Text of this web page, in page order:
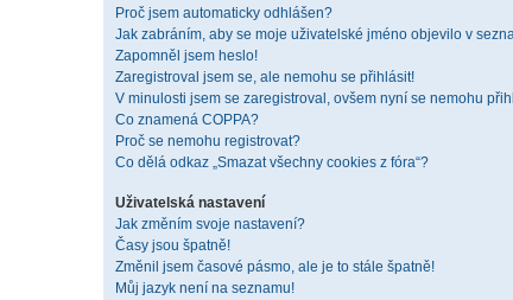
Proč jsem automaticky odhlášen?
Jak zabráním, aby se moje uživatelské jméno objevilo v
Zapomněl jsem heslo!
Zaregistroval jsem se, ale nemohu se přihlásit!
V minulosti jsem se zaregistroval, ovšem nyní se nemohu
Co znamená COPPA?
Proč se nemohu registrovat?
Co dělá odkaz „Smazat všechny cookies z fóra“?
Uživatelská nastavení
Jak změním svoje nastavení?
Časy jsou špatně!
Změnil jsem časové pásmo, ale je to stále špatně!
Můj jazyk není na seznamu!